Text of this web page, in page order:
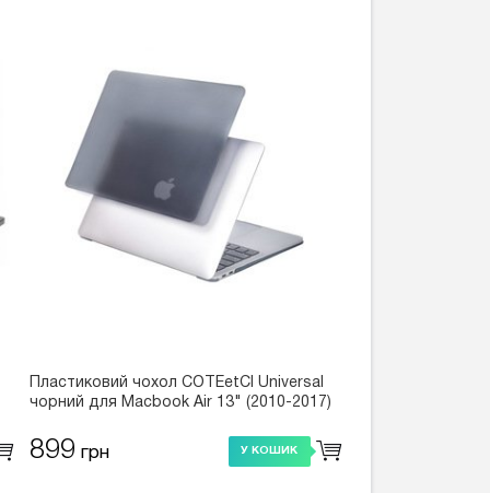
Пластиковий чохол COTEetCI Universal
чорний для Macbook Air 13" (2010-2017)
899 грн У КОШИК